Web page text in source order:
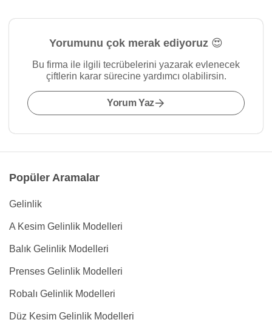
Yorumunu çok merak ediyoruz 😍
Bu firma ile ilgili tecrübelerini yazarak evlenecek
çiftlerin karar sürecine yardımcı olabilirsin.
Yorum Yaz
Popüler Aramalar
Gelinlik
A Kesim Gelinlik Modelleri
Balık Gelinlik Modelleri
Prenses Gelinlik Modelleri
Robalı Gelinlik Modelleri
Düz Kesim Gelinlik Modelleri